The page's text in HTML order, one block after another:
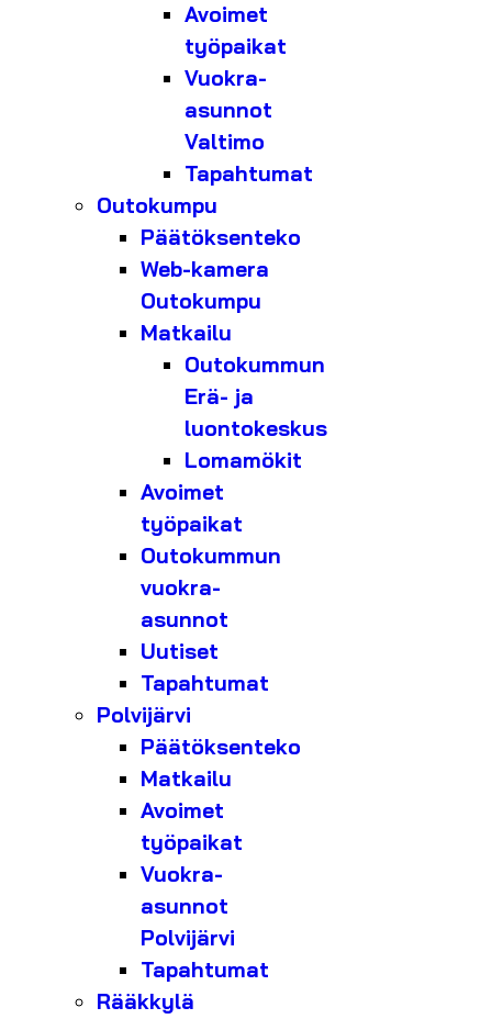
Avoimet
työpaikat
Vuokra-
asunnot
Valtimo
Tapahtumat
Outokumpu
Päätöksenteko
Web-kamera
Outokumpu
Matkailu
Outokummun
Erä- ja
luontokeskus
Lomamökit
Avoimet
työpaikat
Outokummun
vuokra-
asunnot
Uutiset
Tapahtumat
Polvijärvi
Päätöksenteko
Matkailu
Avoimet
työpaikat
Vuokra-
asunnot
Polvijärvi
Tapahtumat
Rääkkylä